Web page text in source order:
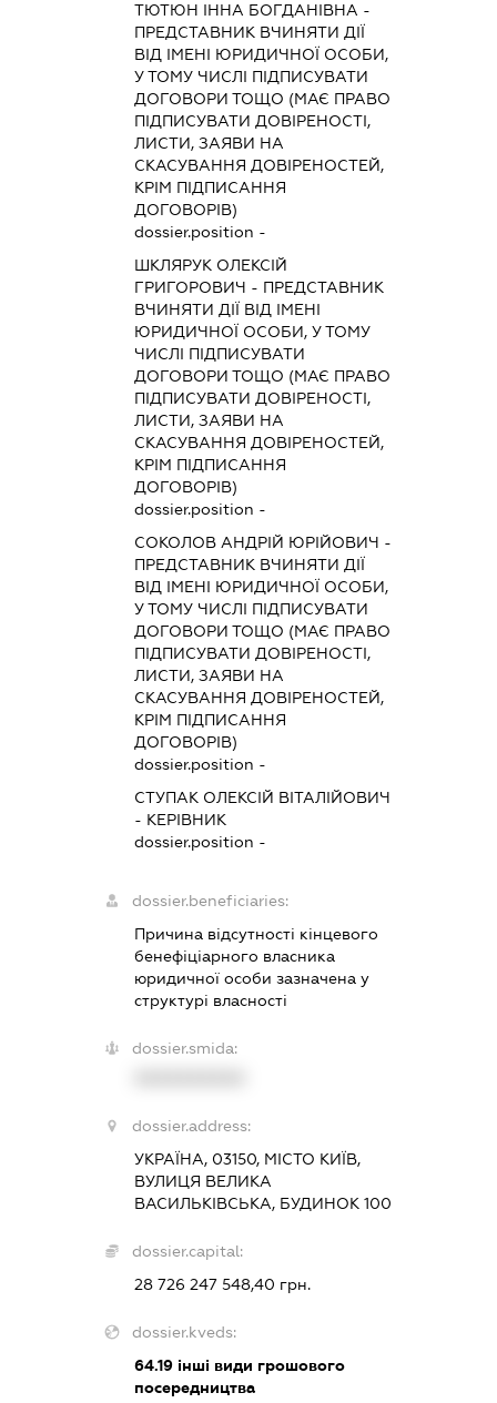
ТЮТЮН ІННА БОГДАНІВНА -
ПРЕДСТАВНИК ВЧИНЯТИ ДІЇ
ВІД ІМЕНІ ЮРИДИЧНОЇ ОСОБИ,
У ТОМУ ЧИСЛІ ПІДПИСУВАТИ
ДОГОВОРИ ТОЩО (МАЄ ПРАВО
ПІДПИСУВАТИ ДОВІРЕНОСТІ,
ЛИСТИ, ЗАЯВИ НА
СКАСУВАННЯ ДОВІРЕНОСТЕЙ,
КРІМ ПІДПИСАННЯ
ДОГОВОРІВ)
dossier.position -
ШКЛЯРУК ОЛЕКСІЙ
ГРИГОРОВИЧ - ПРЕДСТАВНИК
ВЧИНЯТИ ДІЇ ВІД ІМЕНІ
ЮРИДИЧНОЇ ОСОБИ, У ТОМУ
ЧИСЛІ ПІДПИСУВАТИ
ДОГОВОРИ ТОЩО (МАЄ ПРАВО
ПІДПИСУВАТИ ДОВІРЕНОСТІ,
ЛИСТИ, ЗАЯВИ НА
СКАСУВАННЯ ДОВІРЕНОСТЕЙ,
КРІМ ПІДПИСАННЯ
ДОГОВОРІВ)
dossier.position -
СОКОЛОВ АНДРІЙ ЮРІЙОВИЧ -
ПРЕДСТАВНИК ВЧИНЯТИ ДІЇ
ВІД ІМЕНІ ЮРИДИЧНОЇ ОСОБИ,
У ТОМУ ЧИСЛІ ПІДПИСУВАТИ
ДОГОВОРИ ТОЩО (МАЄ ПРАВО
ПІДПИСУВАТИ ДОВІРЕНОСТІ,
ЛИСТИ, ЗАЯВИ НА
СКАСУВАННЯ ДОВІРЕНОСТЕЙ,
КРІМ ПІДПИСАННЯ
ДОГОВОРІВ)
dossier.position -
СТУПАК ОЛЕКСІЙ ВІТАЛІЙОВИЧ
- КЕРІВНИК
dossier.position -
dossier.beneficiaries:
Причина відсутності кінцевого
бенефіціарного власника
юридичної особи зазначена у
структурі власності
dossier.smida:
dossier.address:
УКРАЇНА, 03150, МІСТО КИЇВ,
ВУЛИЦЯ ВЕЛИКА
ВАСИЛЬКІВСЬКА, БУДИНОК 100
dossier.capital:
28 726 247 548,40 грн.
dossier.kveds:
64.19 інші види грошового
посередництва